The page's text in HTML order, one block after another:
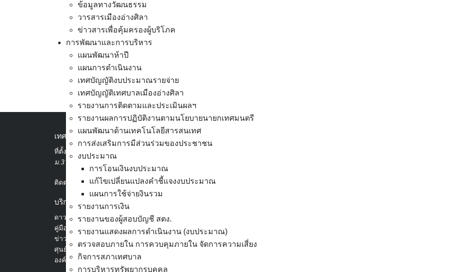
ข้อมูลทางวัฒนธรรม
วารสารเมืองอ่างศิลา
ข่าวสารเพื่อคุ้มครองผู้บริโภค
การพัฒนาและการบริหาร
แผนพัฒนาห้าปี
แผนการดำเนินงาน
เทศบัญญัติงบประมาณรายจ่าย
เทศบัญญัติเทศบาลเมืองอ่างศิลา
รายงานการติดตามและประเมินผลฯ
รายงานผลการปฏิบัติงานตามนโยบายนายกเทศมนตรี
แผนพัฒนาด้านเทคโนโลยีสารสนเทศ
การส่งเสริมการมีส่วนร่วมของประชาชน
งบประมาณ
การโอนเงินงบประมาณ
แก้ไขเปลี่ยนแปลงคำชี้แจงงบประมาณ
แผนการใช้จ่ายงินรวม
รายงานการเงิน
รายงานของผู้สอบบัญชี สตง.
รายงานแสดงผลการดำเนินงาน (งบประมาณ)
ตรวจสอบภายใน การควบคุมภายใน จัดการความเสี่ยง
กิจการสภาเทศบาล
การบริหารทรัพยากรบุคคล
ข้อมูลการใช้จ่ายเงินสะสม ปีงบประมาณ พ.ศ. 2568 ครั้งที่ 1
เทศบาลเมืองอ่างศิลา
ที่ตั้ง :
สำนักงานเทศบาลเมืองอ่างศิลา 90/338
ม.3 ต.เสม็ด อ.เมือง จ.ชลบุรี 20000
ติดต่อ : 038-142-100-104
บริการประชาชน
ดาวน์โหลดแบบฟอร์ม, เอกสาร
คู่มือสำหรับประชาชน/คู่มือการปฏิบัติงาน
ข่าวสารน่ารู้
ศุนย์ข้อมูลข่าวสารอิเล็กทรอนิกส์
องค์ความรู้ (Knowledge Management)